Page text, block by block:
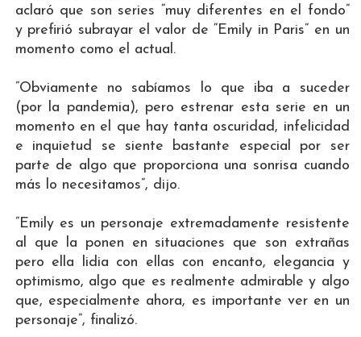
aclaró que son series “muy diferentes en el fondo”
y prefirió subrayar el valor de “Emily in Paris” en un
momento como el actual.
”Obviamente no sabíamos lo que iba a suceder
(por la pandemia), pero estrenar esta serie en un
momento en el que hay tanta oscuridad, infelicidad
e inquietud se siente bastante especial por ser
parte de algo que proporciona una sonrisa cuando
más lo necesitamos”, dijo.
”Emily es un personaje extremadamente resistente
al que la ponen en situaciones que son extrañas
pero ella lidia con ellas con encanto, elegancia y
optimismo, algo que es realmente admirable y algo
que, especialmente ahora, es importante ver en un
personaje”, finalizó.